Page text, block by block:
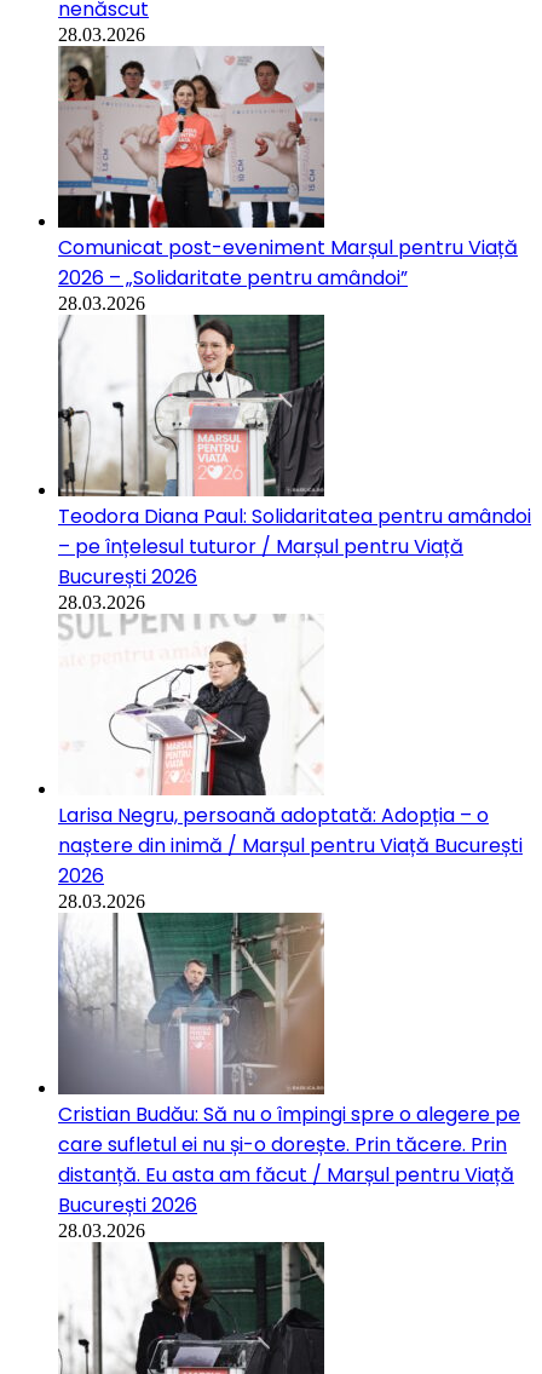
nenăscut
28.03.2026
Comunicat post-eveniment Marșul pentru Viață
2026 – „Solidaritate pentru amândoi”
28.03.2026
Teodora Diana Paul: Solidaritatea pentru amândoi
– pe înțelesul tuturor / Marșul pentru Viață
București 2026
28.03.2026
Larisa Negru, persoană adoptată: Adopția – o
naștere din inimă / Marșul pentru Viață București
2026
28.03.2026
Cristian Budău: Să nu o împingi spre o alegere pe
care sufletul ei nu și-o dorește. Prin tăcere. Prin
distanță. Eu asta am făcut / Marșul pentru Viață
București 2026
28.03.2026